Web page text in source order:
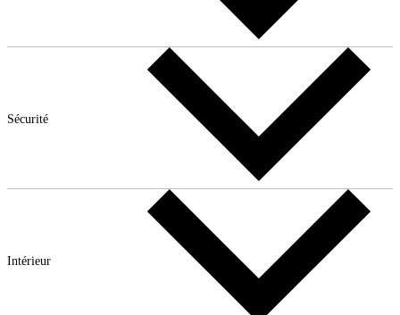
Sécurité
Intérieur